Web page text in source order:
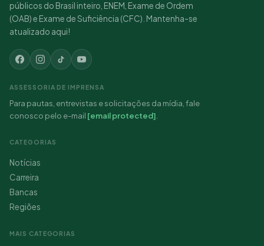
públicos do Brasil inteiro, ENEM, Exame de Ordem
(OAB) e Exame de Suficiência (CFC). Mantenha-se
atualizado aqui!
ASSESSORIA DE IMPRENSA
Para pautas, entrevistas e solicitações da mídia, fale
conosco pelo e-mail [email protected].
CATEGORIAS
Notícias
Carreira
Bancas
Regiões
MAIS CATEGORIAS